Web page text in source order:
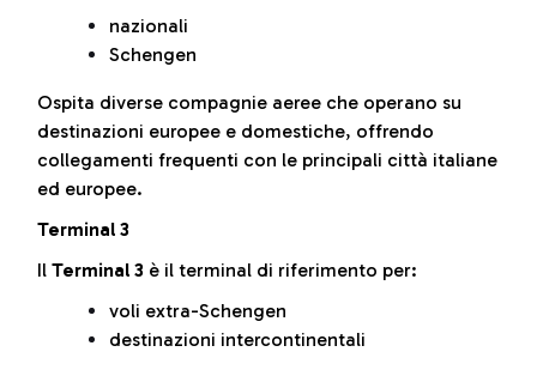
nazionali
Schengen
Ospita diverse compagnie aeree che operano su
destinazioni europee e domestiche, offrendo
collegamenti frequenti con le principali città italiane
ed europee.
Terminal 3
Il Terminal 3 è il terminal di riferimento per:
voli extra-Schengen
destinazioni intercontinentali